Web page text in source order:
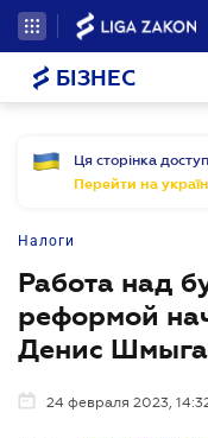
БІЗНЕС
Ця сторінка
Перейти на
Налоги
Работа над
реформой
Денис
24 февраля 2023,